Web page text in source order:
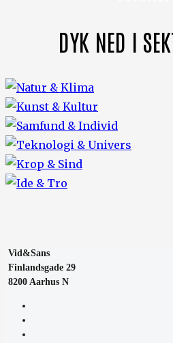
DYK NED I
Vid&Sans
Finlandsgade 29
8200 Aarhus N